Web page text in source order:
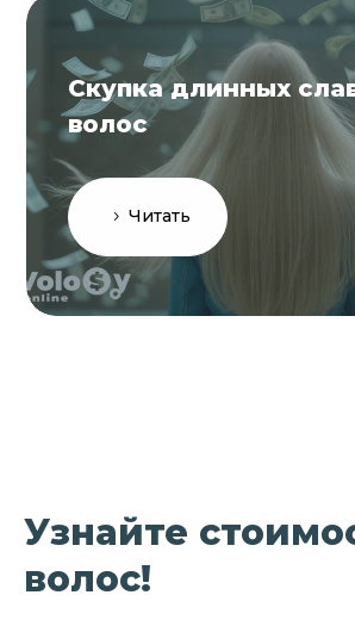
Скупка длинных
волос
Читать
Узнайте
волос!